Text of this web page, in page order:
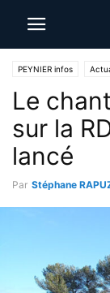
PEYNIER infos
Le
sur la
lancé
Par Stéphane